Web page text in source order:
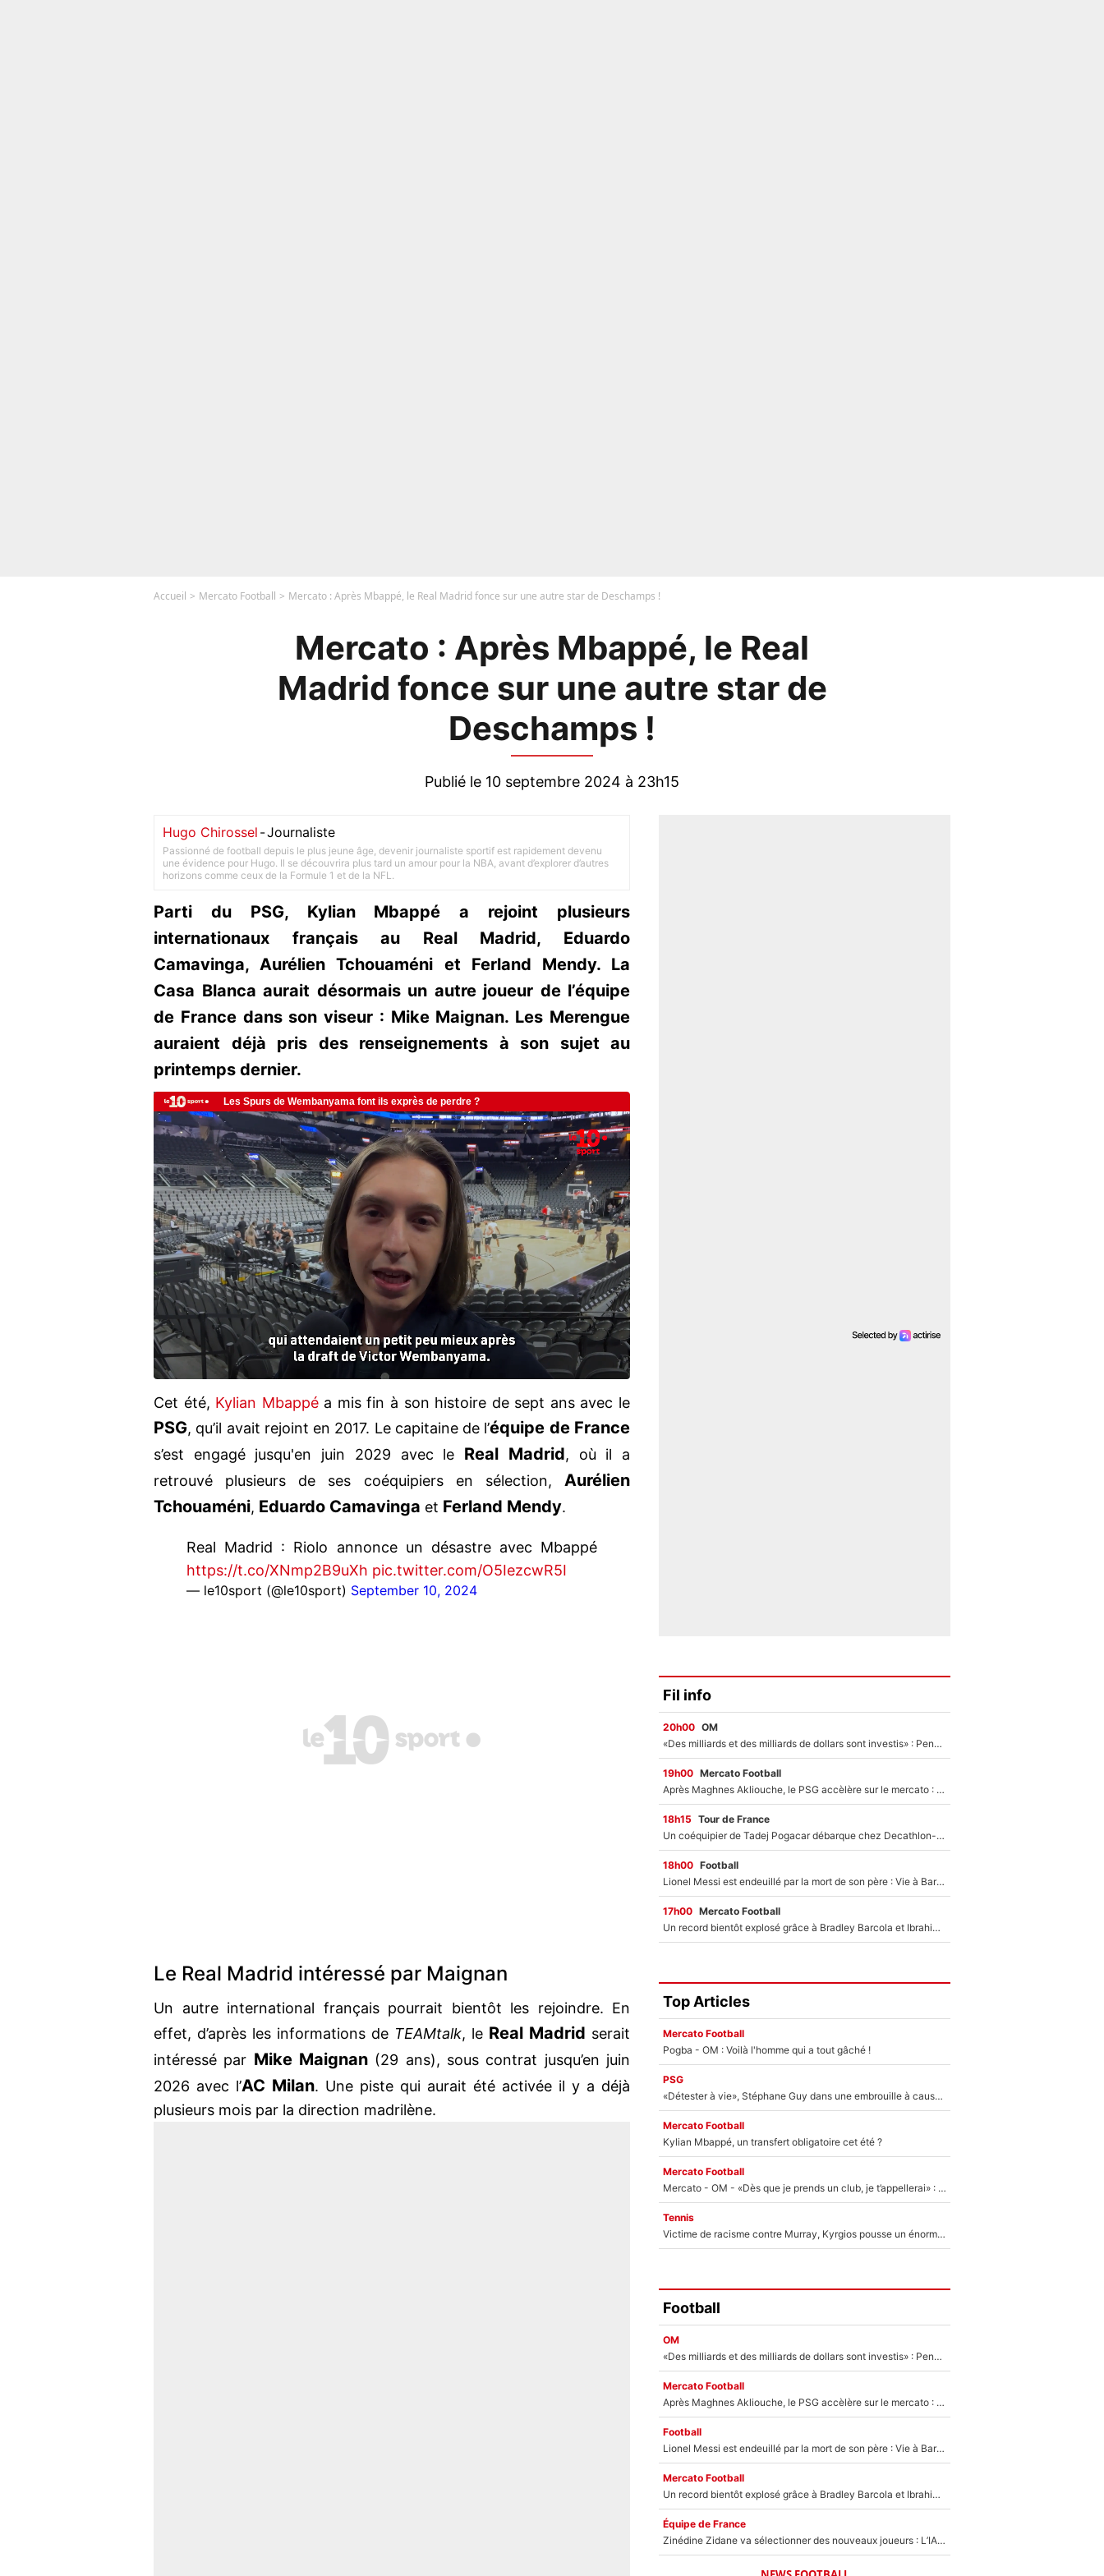
Accueil Mercato Football Mercato : Après Mbappé, le Real Madrid fonce sur une autre star de Deschamps !
Mercato : Après Mbappé, le Real
Madrid fonce sur une autre star de
Deschamps !
Publié le 10 septembre 2024 à 23h15
Hugo Chirossel -Journaliste
Passionné de football depuis le plus jeune âge, devenir journaliste sportif est rapidement devenu
une évidence pour Hugo. Il se découvrira plus tard un amour pour la NBA, avant d’explorer d’autres
horizons comme ceux de la Formule 1 et de la NFL.
Parti du PSG, Kylian Mbappé a rejoint plusieurs
internationaux français au Real Madrid, Eduardo
Camavinga, Aurélien Tchouaméni et Ferland Mendy. La
Casa Blanca aurait désormais un autre joueur de l’équipe
de France dans son viseur : Mike Maignan. Les Merengue
auraient déjà pris des renseignements à son sujet au
printemps dernier.
Cet été, Kylian Mbappéa mis fin à son histoire de sept ans avec le
PSG, qu’il avait rejoint en 2017. Le capitaine de l’équipe de France
s’est engagé jusqu'en juin 2029 avec le Real Madrid, où il a
retrouvé plusieurs de ses coéquipiers en sélection, Aurélien
Tchouaméni, Eduardo Camavinga et Ferland Mendy.
Real Madrid : Riolo annonce un désastre avec Mbappé
https://t.co/XNmp2B9uXh pic.twitter.com/O5IezcwR5I
— le10sport (@le10sport) September 10, 2024
Le Real Madrid intéressé par Maignan
Un autre international français pourrait bientôt les rejoindre. En
effet, d’après les informations de TEAMtalk, le Real Madrid serait
intéressé par Mike Maignan (29 ans), sous contrat jusqu’en juin
2026 avec l’AC Milan. Une piste qui aurait été activée il y a déjà
plusieurs mois par la direction madrilène.
Fil info
20h00 OM
«Des milliards et des milliards de dollars sont investis» : Pendant que l'OM est en pleine crise financière, Frank McCourt lance un nouveau projet à 260M€ !
19h00 Mercato Football
Après Maghnes Akliouche, le PSG accèlère sur le mercato : Voilà les deux nouvelles recrues qui vont signer la semaine prochaine ?
18h15 Tour de France
Un coéquipier de Tadej Pogacar débarque chez Decathlon-CMA CGM pour épauler Paul Seixas : «Mes meilleures années sont à venir»
18h00 Football
Lionel Messi est endeuillé par la mort de son père : Vie à Barcelone, transfert au PSG... voilà comment Jorge Messi a joué un rôle essentiel dans sa carrière !
17h00 Mercato Football
Un record bientôt explosé grâce à Bradley Barcola et Ibrahim Mbaye : Le PSG sur le point de réaliser un mercato historique ?
Top Articles
Mercato Football
Pogba - OM : Voilà l'homme qui a tout gâché !
PSG
«Détester à vie», Stéphane Guy dans une embrouille à cause du PSG !
Mercato Football
Kylian Mbappé, un transfert obligatoire cet été ?
Mercato Football
Mercato - OM - «Dès que je prends un club, je t’appellerai» : La promesse de Marcelino au moment de claquer la porte
Tennis
Victime de racisme contre Murray, Kyrgios pousse un énorme coup de gueule !
Football
OM
«Des milliards et des milliards de dollars sont investis» : Pendant que l'OM est en pleine crise financière, Frank McCourt lance un nouveau projet à 260M€ !
Mercato Football
Après Maghnes Akliouche, le PSG accèlère sur le mercato : Voilà les deux nouvelles recrues qui vont signer la semaine prochaine ?
Football
Lionel Messi est endeuillé par la mort de son père : Vie à Barcelone, transfert au PSG... voilà comment Jorge Messi a joué un rôle essentiel dans sa carrière !
Mercato Football
Un record bientôt explosé grâce à Bradley Barcola et Ibrahim Mbaye : Le PSG sur le point de réaliser un mercato historique ?
Équipe de France
Zinédine Zidane va sélectionner des nouveaux joueurs : L’IA dévoile les 5 cracks qui pourraient rapidement le rejoindre en équipe de France !